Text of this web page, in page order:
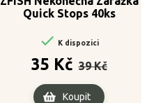
Quick Stops 40ks
 K dispozici
35 Kč cena
39 Kč
Cena
Koupit